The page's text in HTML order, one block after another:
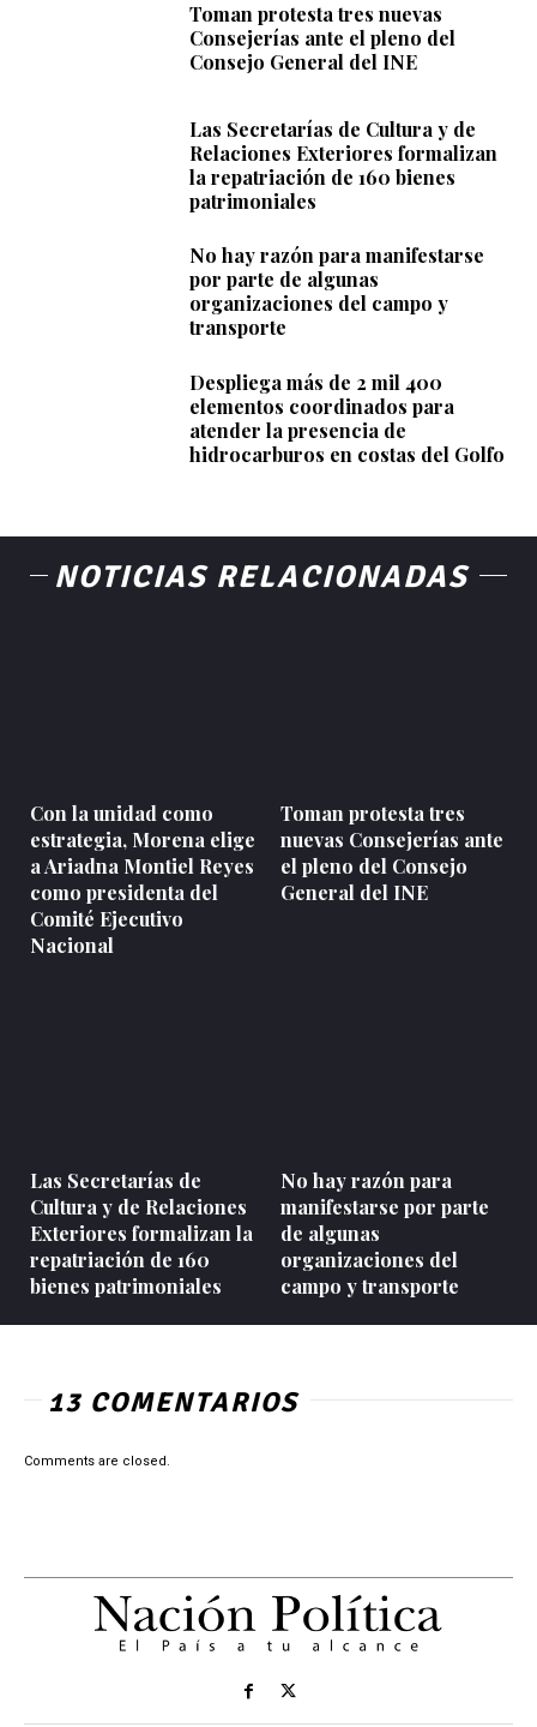
Toman protesta tres nuevas
Consejerías ante el pleno del
Consejo General del INE
Las Secretarías de Cultura y de
Relaciones Exteriores formalizan
la repatriación de 160 bienes
patrimoniales
No hay razón para manifestarse
por parte de algunas
organizaciones del campo y
transporte
Despliega más de 2 mil 400
elementos coordinados para
atender la presencia de
hidrocarburos en costas del Golfo
NOTICIAS RELACIONADAS
Con la unidad como
estrategia, Morena elige
a Ariadna Montiel Reyes
como presidenta del
Comité Ejecutivo
Nacional
Toman protesta tres
nuevas Consejerías ante
el pleno del Consejo
General del INE
Las Secretarías de
Cultura y de Relaciones
Exteriores formalizan la
repatriación de 160
bienes patrimoniales
No hay razón para
manifestarse por parte
de algunas
organizaciones del
campo y transporte
13 COMENTARIOS
Comments are closed.